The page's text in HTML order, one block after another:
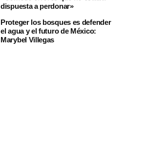
dispuesta a perdonar»
Proteger los bosques es defender
el agua y el futuro de México:
Marybel Villegas